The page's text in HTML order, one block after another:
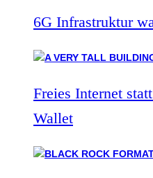
6G Infrastruktur
Freies Internet
Wallet